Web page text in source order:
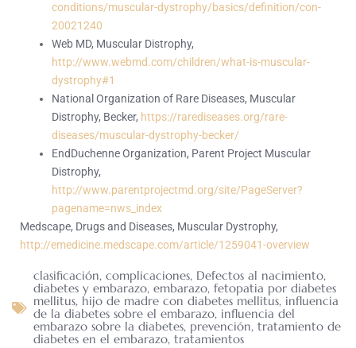
conditions/muscular-dystrophy/basics/definition/con-
20021240
Web MD, Muscular Distrophy,
http://www.webmd.com/children/what-is-muscular-
dystrophy#1
National Organization of Rare Diseases, Muscular
Distrophy, Becker, https://rarediseases.org/rare-
diseases/muscular-dystrophy-becker/
EndDuchenne Organization, Parent Project Muscular
Distrophy,
http://www.parentprojectmd.org/site/PageServer?
pagename=nws_index
Medscape, Drugs and Diseases, Muscular Dystrophy,
http://emedicine.medscape.com/article/1259041-overview
clasificación, complicaciones, Defectos al nacimiento,
diabetes y embarazo, embarazo, fetopatia por diabetes
mellitus, hijo de madre con diabetes mellitus, influencia
de la diabetes sobre el embarazo, influencia del
embarazo sobre la diabetes, prevención, tratamiento de
diabetes en el embarazo, tratamientos